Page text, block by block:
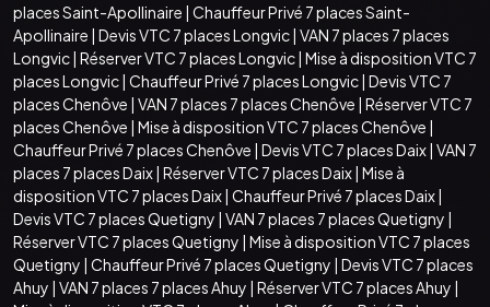
places Saint-Apollinaire | Chauffeur Privé 7 places Saint-
Apollinaire | Devis VTC 7 places Longvic| VAN 7 places 7 places
Longvic| Réserver VTC 7 places Longvic| Mise à disposition VTC 7
places Longvic| Chauffeur Privé 7 places Longvic| Devis VTC 7
places Chenôve | VAN 7 places 7 places Chenôve | Réserver VTC 7
places Chenôve | Mise à disposition VTC 7 places Chenôve |
Chauffeur Privé 7 places Chenôve | Devis VTC 7 places Daix| VAN 7
places 7 places Daix| Réserver VTC 7 places Daix| Mise à
disposition VTC 7 places Daix| Chauffeur Privé 7 places Daix|
Devis VTC 7 places Quetigny | VAN 7 places 7 places Quetigny |
Réserver VTC 7 places Quetigny | Mise à disposition VTC 7 places
Quetigny | Chauffeur Privé 7 places Quetigny | Devis VTC 7 places
Ahuy | VAN 7 places 7 places Ahuy | Réserver VTC 7 places Ahuy |